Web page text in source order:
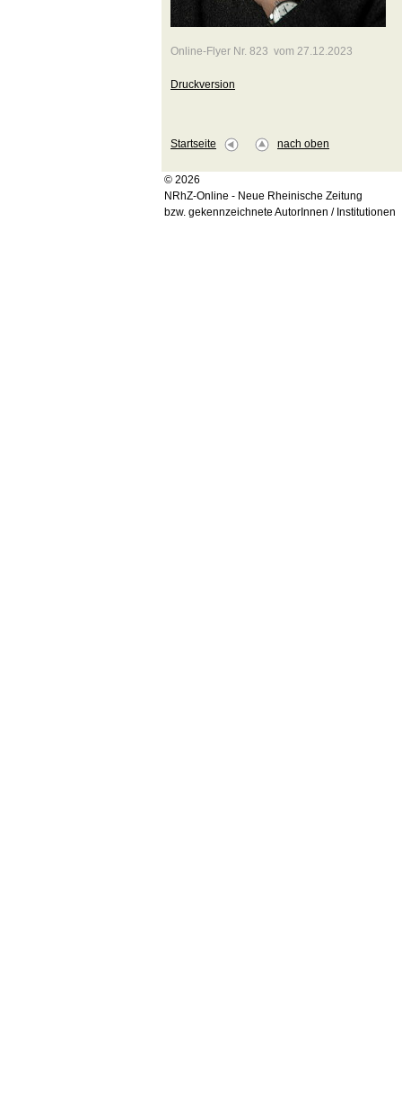
Online-Flyer Nr. 823 vom 27.12.2023
Druckversion
Startseite nach oben
© 2026
NRhZ-Online - Neue Rheinische Zeitung
bzw. gekennzeichnete AutorInnen / Institutionen